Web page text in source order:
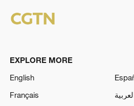
EXPLORE MORE
English
Français